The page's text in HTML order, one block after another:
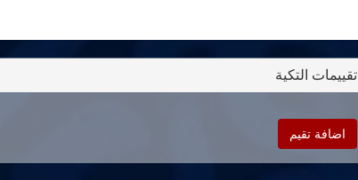
تقييمات التكية
اضافة تقيم